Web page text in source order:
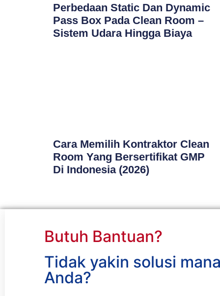
Perbedaan Static Dan Dynamic
Pass Box Pada Clean Room –
Sistem Udara Hingga Biaya
Cara Memilih Kontraktor Clean
Room Yang Bersertifikat GMP
Di Indonesia (2026)
Butuh Bantuan?
Tidak yakin solusi
Anda?